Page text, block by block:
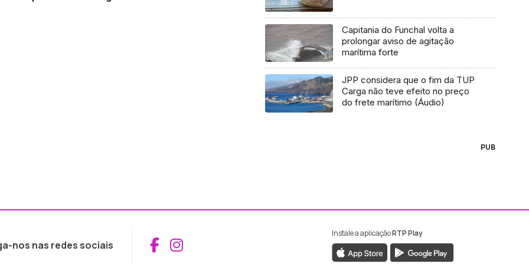
Capitania do Funchal volta a
prolongar aviso de agitação
marítima forte
JPP considera que o fim da TUP
Carga não teve efeito no preço
do frete marítimo (Áudio)
PUB
nos nas redes sociais Aceder ao Facebook da RTP Madeira
Aceder ao Instagram da RTP Madeira
Instale a aplicaçãoRTP Play